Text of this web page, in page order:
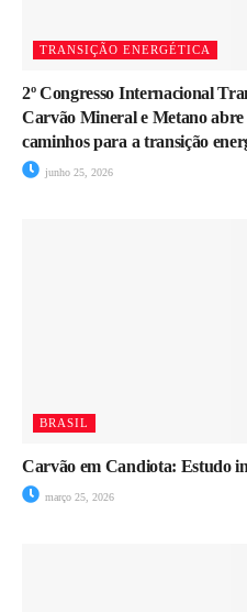
TRANSIÇÃO ENERGÉTICA
2º Congresso Internacional
Carvão Mineral e Metano abre
caminhos para a transição
junho 25, 2026
BRASIL
Carvão em Candiota: Estudo
março 25, 2026